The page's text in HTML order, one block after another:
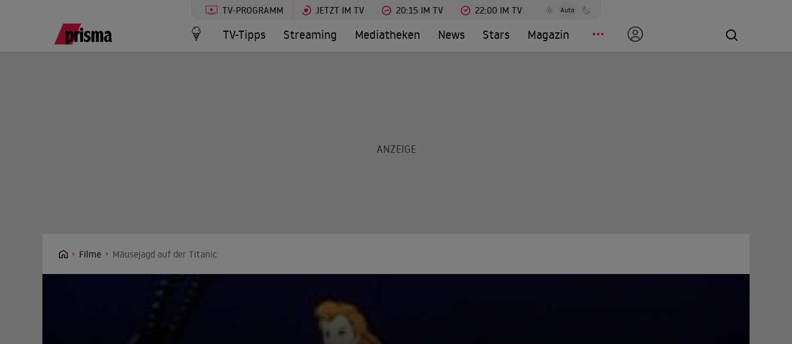
TV-PROGRAMM JETZT IM TV 20:15 IM TV 22:00 IM TV Auto
TV-Tipps Streaming Mediatheken News Stars Magazin
Filme Mäusejagd auf der Titanic